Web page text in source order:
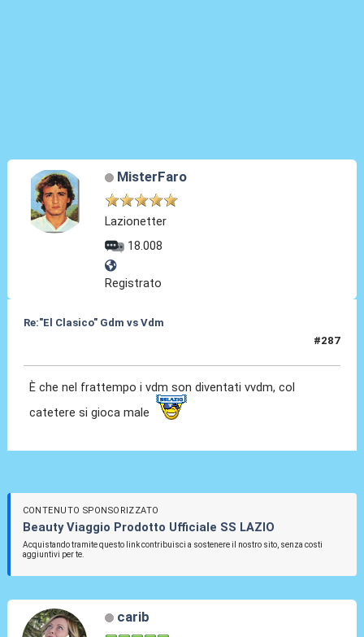
MisterFaro
Lazionetter
18.008
Registrato
Re:"El Clasico" Gdm vs Vdm
#287
È che nel frattempo i vdm son diventati vvdm, col
catetere si gioca male
CONTENUTO SPONSORIZZATO
Beauty Viaggio Prodotto Ufficiale SS LAZIO
Acquistando tramite questo link contribuisci a sostenere il nostro sito, senza costi
aggiuntivi per te.
carib